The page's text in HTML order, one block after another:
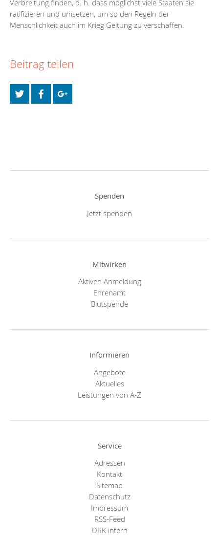
Verbreitung finden, d. h. dass möglichst viele Staaten sie
ratifizieren und umsetzen, um so den Regeln der
Menschlichkeit auch im Krieg Geltung zu verschaffen.
Beitrag teilen
Spenden
Jetzt spenden
Mitwirken
Aktiven Anmeldung
Ehrenamt
Blutspende
Informieren
Angebote
Aktuelles
Leistungen von A-Z
Service
Adressen
Kontakt
Sitemap
Datenschutz
Impressum
RSS-Feed
DRK intern